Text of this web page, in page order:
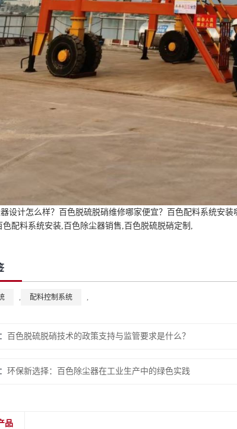
设计怎么样？百色脱硫脱硝维修哪家便宜？百色配料系统安
色配料系统安装,百色除尘器销售,百色脱硫脱硝定制,
, 配料控制系统 ,
百色脱硫脱硝技术的政策支持与监管要求是什么？
环保新选择：百色除尘器在工业生产中的绿色实践
品